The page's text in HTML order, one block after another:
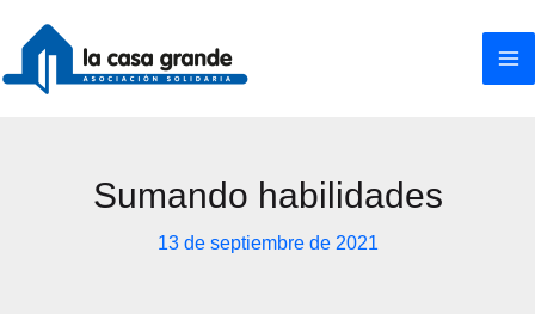
contenido
Sumando habilidades
13 de septiembre de 2021